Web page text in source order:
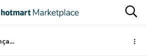
Técnico de segurança do trabalho